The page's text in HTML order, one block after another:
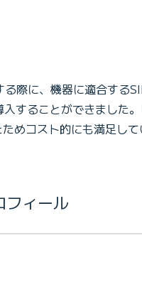
際に、機器に適合する
することができました
めコスト的にも満足して
フィール